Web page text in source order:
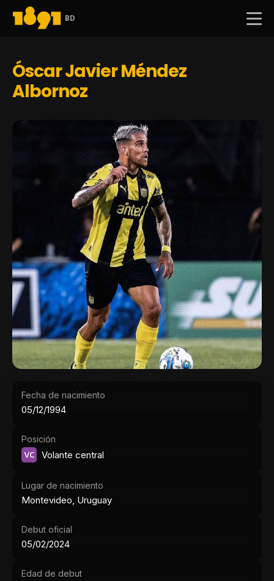
BD
Óscar Javier Méndez
Albornoz
Fecha de nacimiento
05/12/1994
Posición
VC Volante central
Lugar de nacimiento
Montevideo, Uruguay
Debut oficial
05/02/2024
Edad de debut